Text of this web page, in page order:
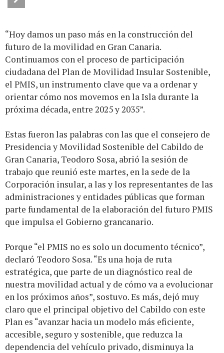
“Hoy damos un paso más en la construcción del
futuro de la movilidad en Gran Canaria.
Continuamos con el proceso de participación
ciudadana del Plan de Movilidad Insular Sostenible,
el PMIS, un instrumento clave que va a ordenar y
orientar cómo nos movemos en la Isla durante la
próxima década, entre 2025 y 2035”.
Estas fueron las palabras con las que el consejero de
Presidencia y Movilidad Sostenible del Cabildo de
Gran Canaria, Teodoro Sosa, abrió la sesión de
trabajo que reunió este martes, en la sede de la
Corporación insular, a las y los representantes de las
administraciones y entidades públicas que forman
parte fundamental de la elaboración del futuro PMIS
que impulsa el Gobierno grancanario.
Porque “el PMIS no es solo un documento técnico”,
declaró Teodoro Sosa. “Es una hoja de ruta
estratégica, que parte de un diagnóstico real de
nuestra movilidad actual y de cómo va a evolucionar
en los próximos años”, sostuvo. Es más, dejó muy
claro que el principal objetivo del Cabildo con este
Plan es “avanzar hacia un modelo más eficiente,
accesible, seguro y sostenible, que reduzca la
dependencia del vehículo privado, disminuya la